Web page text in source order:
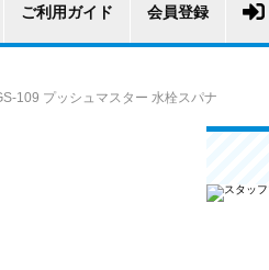
ご利用ガイド 会員登録
109 プッシュマスター 水栓スパナ